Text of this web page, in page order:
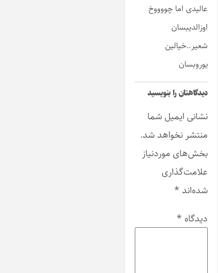
عالیدی اما چووووخ
اوزالدیبسان
شعیر..خیالین
یوروبسان
دیدگاهتان را بنویسید
نشانی ایمیل شما
منتشر نخواهد شد.
بخش‌های موردنیاز
علامت‌گذاری
شده‌اند *
دیدگاه *